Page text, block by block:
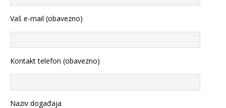
Vaš e-mail (obavezno)
Kontakt telefon (obavezno)
Naziv događaja